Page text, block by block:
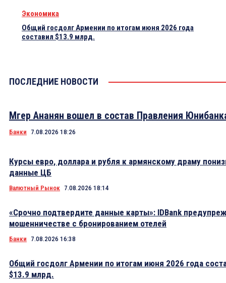
Экономика
Общий госдолг Армении по итогам июня 2026 года
составил $13.9 млрд.
ПОСЛЕДНИЕ НОВОСТИ
Мгер Ананян вошел в состав Правления
Банки 7.08.2026 18:26
Курсы евро, доллара и рубля к армянскому драму
данные ЦБ
Валютный Рынок 7.08.2026 18:14
«Срочно подтвердите данные карты»: IDBank
мошенничестве с бронированием отелей
Банки 7.08.2026 16:38
Общий госдолг Армении по итогам июня 2026 года
$13.9 млрд.